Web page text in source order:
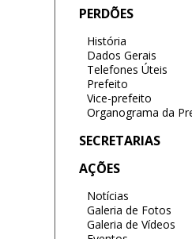
PERDÕES
História
Dados Gerais
Telefones Úteis
Prefeito
Vice-prefeito
Organograma da
SECRETARIAS
AÇÕES
Notícias
Galeria de Fotos
Galeria de Vídeos